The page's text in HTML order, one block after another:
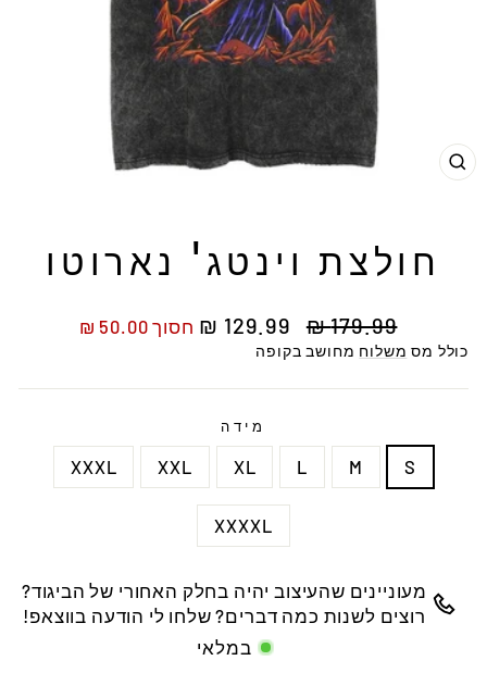
חולצת וינטג' נארוטו
מחיר
רגיל
179.99 ₪
מחיר
מבצע
129.99 ₪ חסוך 50.00 ₪
כולל מס משלוח מחושב בקופה
מידה
S
M
L
XL
XXL
XXXL
XXXXL
מעוניינים שהעיצוב יהיה בחלק האחורי של הביגוד?
רוצים לשנות כמה דברים? שלחו לי הודעה בווצאפ!
במלאי